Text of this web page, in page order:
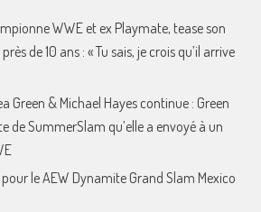
WWE et ex Playmate, tease son
de 10 ans : « Tu sais, je crois qu’il arrive
Green & Michael Hayes continue : Green
de SummerSlam qu’elle a envoyé à un
le AEW Dynamite Grand Slam Mexico